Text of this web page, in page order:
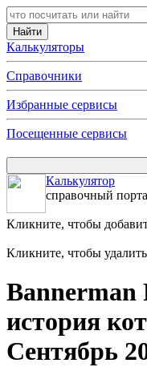
Калькуляторы
Справочники
Избранные сервисы
Посещенные сервисы
Калькулятор
справочный
Кликните, чтобы
Кликните, чтобы
Bannerman
история
Сентябрь